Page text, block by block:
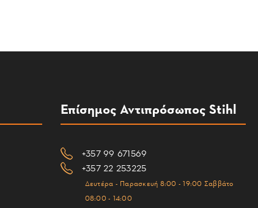
Επίσημος Αντιπρόσωπος Stihl
+357 99 671569
+357 22 253225
Δευτέρα - Παρασκευή 8:00 - 19:00 Σαββάτο
08:00 - 14:00